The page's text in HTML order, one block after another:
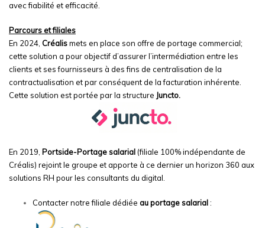
avec fiabilité et efficacité.
Parcours et filiales
En 2024, Créalismets en place son offre de portage commercial;
cette solution a pour objectif d’assurer l’intermédiation entre les
clients et ses fournisseurs à des fins de centralisation de la
contractualisation et par conséquent de la facturation inhérente.
Cette solution est portée par la structure Juncto.
En 2019, Portside-Portage salarial (filiale 100% indépendante de
Créalis) rejoint le groupe et apporte à ce dernier un horizon 360 aux
solutions RH pour les consultants du digital.
Contacter notre filiale dédiée au portage salarial: